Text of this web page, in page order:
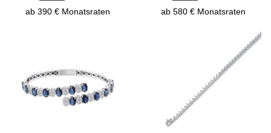
ab 390 € Monatsraten
ab 580 € Monatsraten